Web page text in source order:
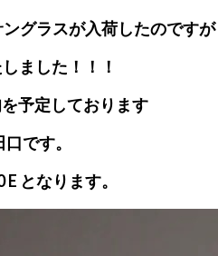
グラスが入荷したのですが
ました！！！
予定しております
です。
となります。